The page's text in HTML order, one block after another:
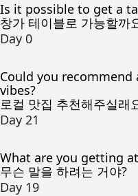
Is it possible to get a
창가 테이블로 가능할까
Day 0
Could you
vibes?
로컬 맛집 추천해주실래
Day 21
What are you getting
무슨 말을 하려는 거야?
Day 19